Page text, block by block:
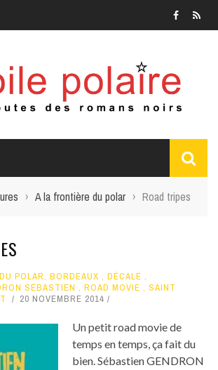
› A la frontière du polar › Road tripes
POLAR, BORDEAUX , DÉCALÉ ,
SÉBASTIEN , ROAD MOVIE , SAINT
20 NOVEMBRE 2014
Un petit road movie de
temps en temps, ça fait du
bien. Sébastien GENDRON